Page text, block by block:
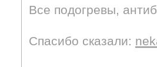
Все подогревы,
Спасибо сказали: